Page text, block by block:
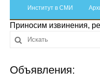
Отчетность
Материалы для
Институт в СМИ
Приносим извинения,
Объявления: